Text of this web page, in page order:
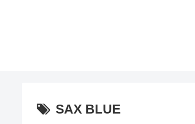
SAX BLUE